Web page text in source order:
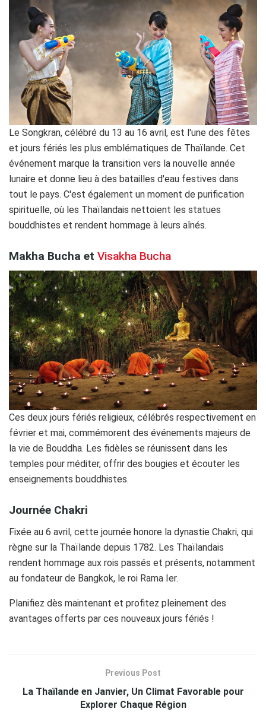
Le Songkran, célébré du 13 au 16 avril, est l'une des fêtes
et jours fériés les plus emblématiques de Thaïlande. Cet
événement marque la transition vers la nouvelle année
lunaire et donne lieu à des batailles d'eau festives dans
tout le pays. C'est également un moment de purification
spirituelle, où les Thaïlandais nettoient les statues
bouddhistes et rendent hommage à leurs aînés.
Makha Bucha et Visakha Bucha
Ces deux jours fériés religieux, célébrés respectivement en
février et mai, commémorent des événements majeurs de
la vie de Bouddha. Les fidèles se réunissent dans les
temples pour méditer, offrir des bougies et écouter les
enseignements bouddhistes.
Journée Chakri
Fixée au 6 avril, cette journée honore la dynastie Chakri, qui
règne sur la Thaïlande depuis 1782. Les Thaïlandais
rendent hommage aux rois passés et présents, notamment
au fondateur de Bangkok, le roi Rama Ier.
Planifiez dès maintenant et profitez pleinement des
avantages offerts par ces nouveaux jours fériés !
Previous Post
La Thaïlande en Janvier, Un Climat Favorable pour
Explorer Chaque Région